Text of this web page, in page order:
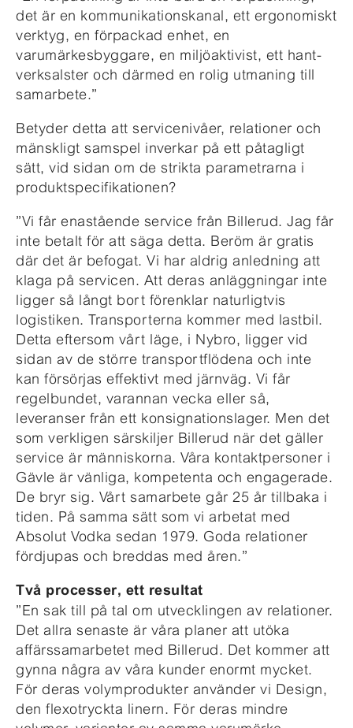
det är en kommunikationskanal, ett ergonomiskt
verktyg, en förpackad enhet, en
varumärkesbyggare, en miljöaktivist, ett hant-
verksalster och därmed en rolig utmaning till
samarbete.”
Betyder detta att servicenivåer, relationer och
mänskligt samspel inverkar på ett påtagligt
sätt, vid sidan om de strikta parametrarna i
produktspecifikationen?
”Vi får enastående service från Billerud. Jag får
inte betalt för att säga detta. Beröm är gratis
där det är befogat. Vi har aldrig anledning att
klaga på servicen. Att deras anläggningar inte
ligger så långt bort förenklar naturligtvis
logistiken. Transporterna kommer med lastbil.
Detta eftersom vårt läge, i Nybro, ligger vid
sidan av de större transportflödena och inte
kan försörjas effektivt med järnväg. Vi får
regelbundet, varannan vecka eller så,
leveranser från ett konsignationslager. Men det
som verkligen särskiljer Billerud när det gäller
service är människorna. Våra kontaktpersoner i
Gävle är vänliga, kompetenta och engagerade.
De bryr sig. Vårt samarbete går 25 år tillbaka i
tiden. På samma sätt som vi arbetat med
Absolut Vodka sedan 1979. Goda relationer
fördjupas och breddas med åren.”
Två processer, ett resultat
”En sak till på tal om utvecklingen av relationer.
Det allra senaste är våra planer att utöka
affärssamarbetet med Billerud. Det kommer att
gynna några av våra kunder enormt mycket.
För deras volymprodukter använder vi Design,
den flexotryckta linern. För deras mindre